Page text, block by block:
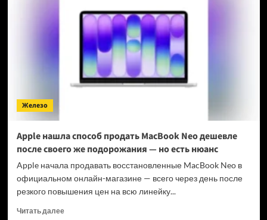
поболтать
голосом
ChatGPT:
OpenAI
выложила
Железо
Apple нашла способ продать MacBook Neo дешевле
после своего же подорожания — но есть нюанс
Apple начала продавать восстановленные MacBook Neo в
официальном онлайн-магазине — всего через день после
резкого повышения цен на всю линейку...
Читать далееПрочитать